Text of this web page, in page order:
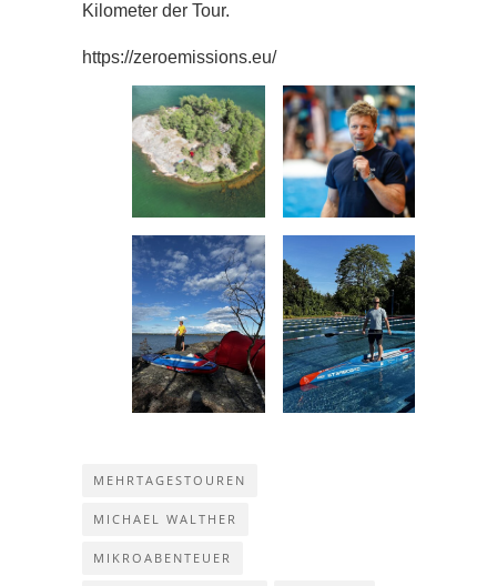
Kilometer der Tour.
https://zeroemissions.eu/
MEHRTAGESTOUREN
MICHAEL WALTHER
MIKROABENTEUER